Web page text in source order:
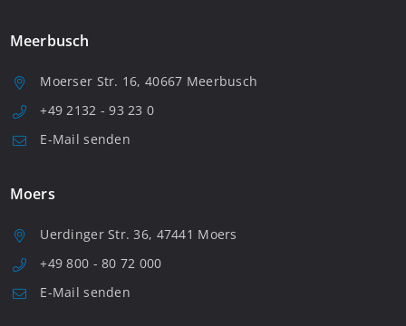
Meerbusch
Moerser Str. 16, 40667 Meerbusch
+49 2132 - 93 23 0
E-Mail senden
Moers
Uerdinger Str. 36, 47441 Moers
+49 800 - 80 72 000
E-Mail senden